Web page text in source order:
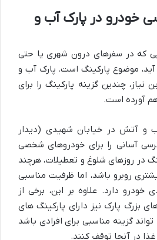
خودرو در پارک آب و
که در سفرهای درون شهری یا حتی
موضوع پارکینگ است. پارک آب و
نیاز، چندین گزینه پارکینگ را برای
آورده است.
و آتش در خیابان شهیدی (دیدار
آسانی را برای خودروهای شخصی
در روزهای شلوغ و تعطیلات، هرچند
روبرو باشد، اما ظرفیت مناسبی
خودرو دارد. علاوه بر این، برخی از
بزرگ پارک نیز دارای پارکینگ های
گزینه مناسبی برای افرادی باشد
در آنجا توقف کنند.